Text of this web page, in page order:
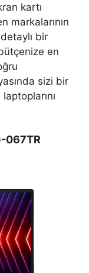
kartı
markalarının
bir
en
sizi bir
067TR